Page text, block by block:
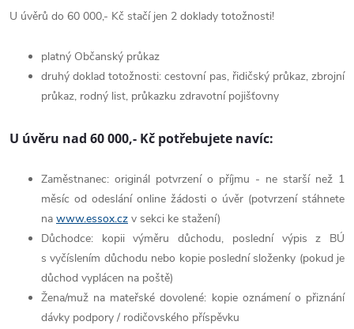
U úvěrů do 60 000,- Kč stačí jen 2 doklady totožnosti!
platný Občanský průkaz
druhý doklad totožnosti: cestovní pas, řidičský průkaz, zbrojní
průkaz, rodný list, průkazku zdravotní pojišťovny
U úvěru nad 60 000,- Kč potřebujete navíc:
Zaměstnanec: originál potvrzení o příjmu - ne starší než 1
měsíc od odeslání online žádosti o úvěr (potvrzení stáhnete
na www.essox.cz v sekci ke stažení)
Důchodce: kopii výměru důchodu, poslední výpis z BÚ
s vyčíslením důchodu nebo kopie poslední složenky (pokud je
důchod vyplácen na poště)
Žena/muž na mateřské dovolené: kopie oznámení o přiznání
dávky podpory / rodičovského příspěvku